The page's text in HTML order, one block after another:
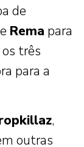
de
e Rema para
os três
para a
,
outras